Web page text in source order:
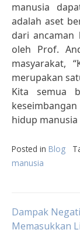
manusia
adalah aset
dari ancaman
oleh Prof.
masyarakat,
merupakan
Kita semua
hidup
Posted in Blog
manusia
Post
Dampak
Memasukkan